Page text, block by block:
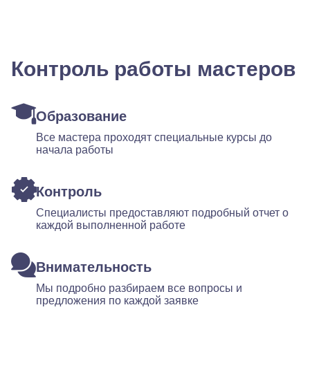
Контроль работы мастеров
Образование
Все мастера проходят специальные курсы до
начала работы
Контроль
Специалисты предоставляют подробный отчет о
каждой выполненной работе
Внимательность
Мы подробно разбираем все вопросы и
предложения по каждой заявке